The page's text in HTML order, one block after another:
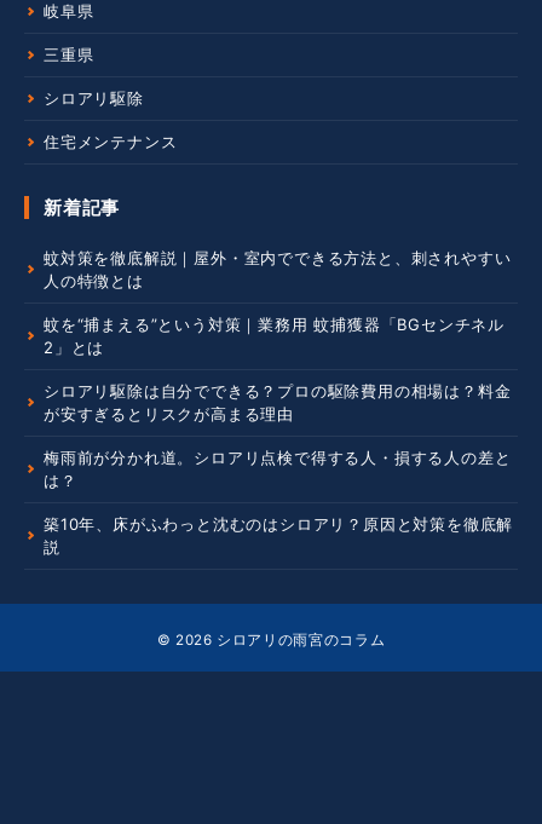
岐阜県
三重県
シロアリ駆除
住宅メンテナンス
新着記事
蚊対策を徹底解説｜屋外・室内でできる方法と、刺されやすい
人の特徴とは
蚊を“捕まえる”という対策｜業務用 蚊捕獲器「BGセンチネル
2」とは
シロアリ駆除は自分でできる？プロの駆除費用の相場は？料金
が安すぎるとリスクが高まる理由
梅雨前が分かれ道。シロアリ点検で得する人・損する人の差と
は？
築10年、床がふわっと沈むのはシロアリ？原因と対策を徹底解
説
© 2026 シロアリの雨宮のコラム